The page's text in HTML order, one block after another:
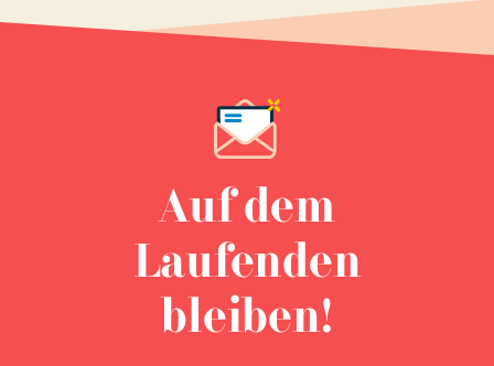
Auf dem
Laufenden
bleiben!